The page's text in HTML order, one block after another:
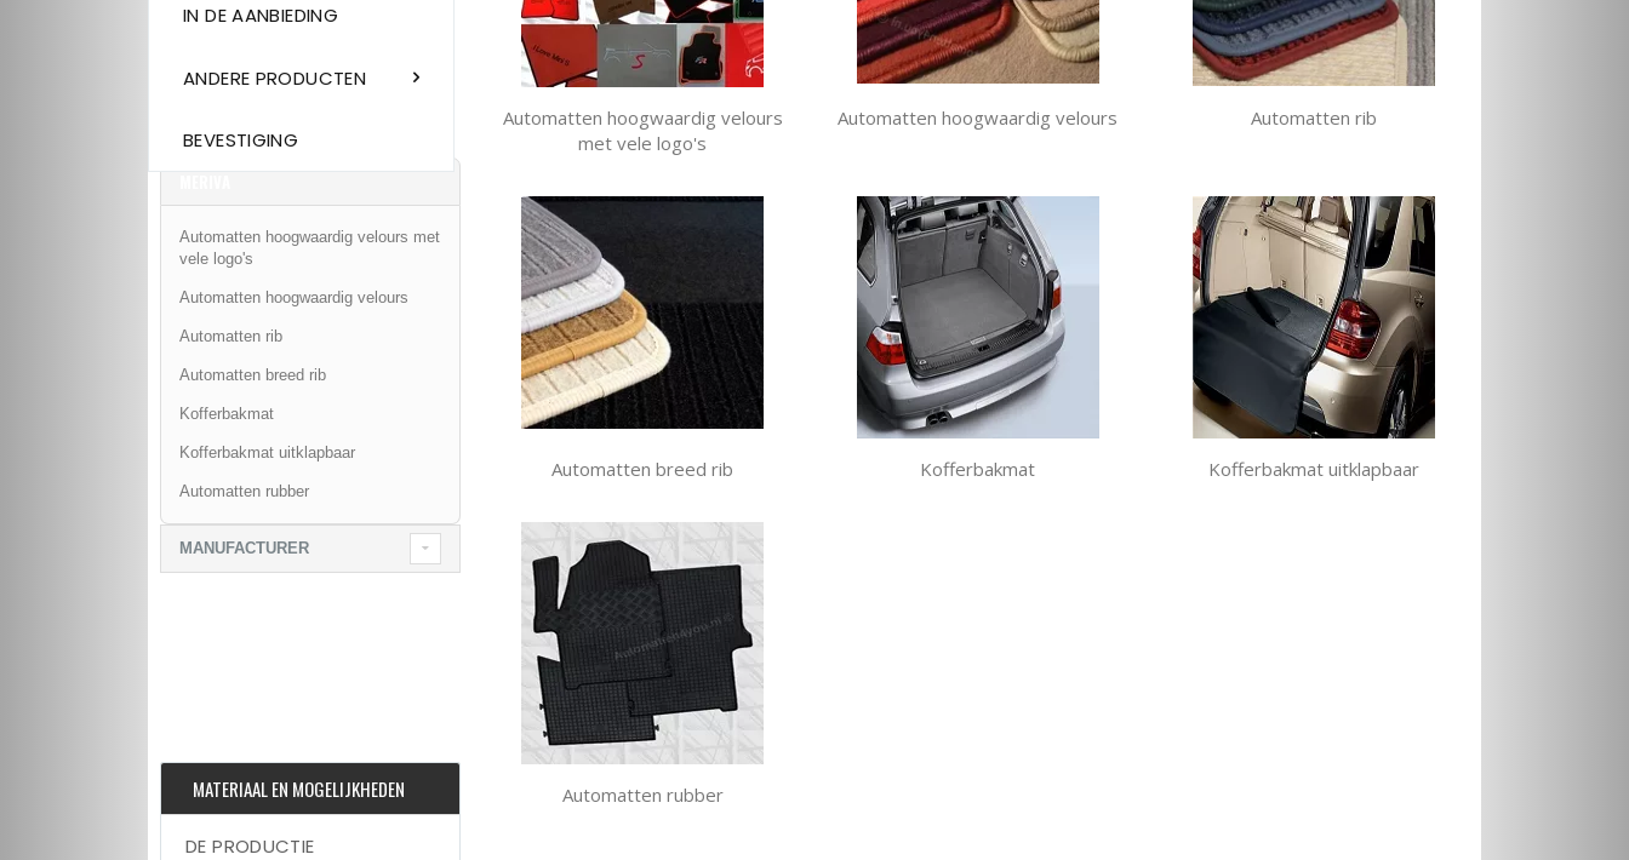
IN DE AANBIEDING
ANDERE PRODUCTEN
BEVESTIGING
Automatten hoogwaardig velours
met vele logo's
Automatten hoogwaardig velours Automatten rib
Automatten breed rib Kofferbakmat Kofferbakmat uitklapbaar
Automatten rubber
Automatten hoogwaardig velours met
vele logo's
Automatten hoogwaardig velours
Automatten rib
Automatten breed rib
Kofferbakmat
Kofferbakmat uitklapbaar
Automatten rubber
MANUFACTURER
MATERIAAL EN MOGELIJKHEDEN
DE PRODUCTIE